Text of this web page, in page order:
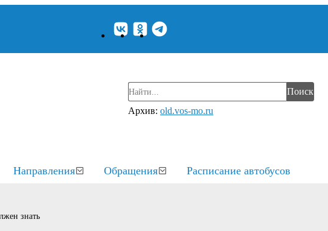
Поиск
Архив: old.vos-mo.ru
Направления Обращения Расписание автобусов
знать